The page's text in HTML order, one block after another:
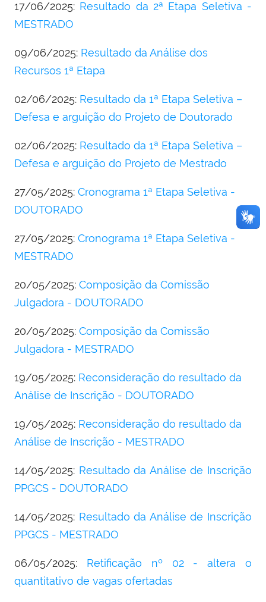
17/06/2025: Resultado da 2ª Etapa Seletiva -
MESTRADO
09/06/2025: Resultado da Análise dos
Recursos 1ª Etapa
02/06/2025: Resultado da 1ª Etapa Seletiva –
Defesa e arguição do Projeto de Doutorado
02/06/2025: Resultado da 1ª Etapa Seletiva –
Defesa e arguição do Projeto de Mestrado
27/05/2025: Cronograma 1ª Etapa Seletiva -
DOUTORADO
27/05/2025: Cronograma 1ª Etapa Seletiva -
MESTRADO
20/05/2025: Composição da Comissão
Julgadora - DOUTORADO
20/05/2025: Composição da Comissão
Julgadora - MESTRADO
19/05/2025: Reconsideração do resultado da
Análise de Inscrição - DOUTORADO
19/05/2025: Reconsideração do resultado da
Análise de Inscrição - MESTRADO
14/05/2025: Resultado da Análise de Inscrição
PPGCS - DOUTORADO
14/05/2025: Resultado da Análise de Inscrição
PPGCS - MESTRADO
06/05/2025: Retificação nº 02 - altera o
quantitativo de vagas ofertadas